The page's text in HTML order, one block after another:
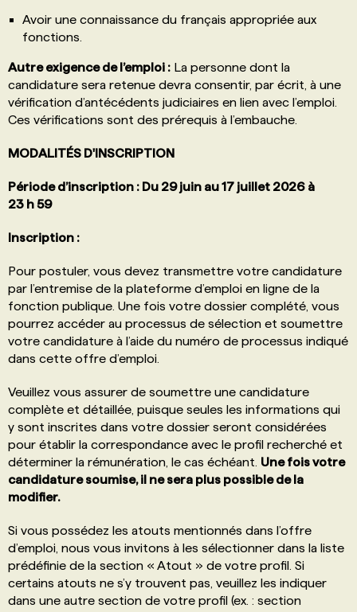
Avoir une connaissance du français appropriée aux
fonctions.
Autre exigence de l’emploi : La personne dont la
candidature sera retenue devra consentir, par écrit, à une
vérification d’antécédents judiciaires en lien avec l’emploi.
Ces vérifications sont des prérequis à l’embauche.
MODALITÉS D'INSCRIPTION
Période d’inscription : Du 29 juin au 17 juillet 2026 à
23 h 59
Inscription :
Pour postuler, vous devez transmettre votre candidature
par l’entremise de la plateforme d’emploi en ligne de la
fonction publique. Une fois votre dossier complété, vous
pourrez accéder au processus de sélection et soumettre
votre candidature à l’aide du numéro de processus indiqué
dans cette offre d’emploi.
Veuillez vous assurer de soumettre une candidature
complète et détaillée, puisque seules les informations qui
y sont inscrites dans votre dossier seront considérées
pour établir la correspondance avec le profil recherché et
déterminer la rémunération, le cas échéant. Une fois votre
candidature soumise, il ne sera plus possible de la
modifier.
Si vous possédez les atouts mentionnés dans l’offre
d’emploi, nous vous invitons à les sélectionner dans la liste
prédéfinie de la section « Atout » de votre profil. Si
certains atouts ne s’y trouvent pas, veuillez les indiquer
dans une autre section de votre profil (ex. : section